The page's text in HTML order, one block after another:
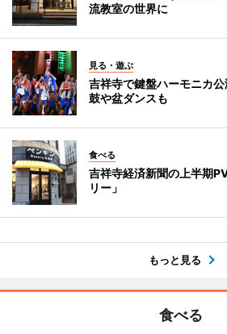
流教室の世界に
見る・遊ぶ
吉祥寺で鍵盤ハーモニカ
鼓や盆ダンスも
食べる
吉祥寺経済新聞の上半期
リー」
もっと見る
食べる